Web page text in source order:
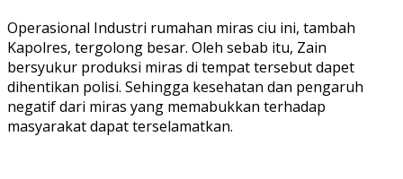
Operasional Industri rumahan miras ciu ini, tambah
Kapolres, tergolong besar. Oleh sebab itu, Zain
bersyukur produksi miras di tempat tersebut dapet
dihentikan polisi. Sehingga kesehatan dan pengaruh
negatif dari miras yang memabukkan terhadap
masyarakat dapat terselamatkan.